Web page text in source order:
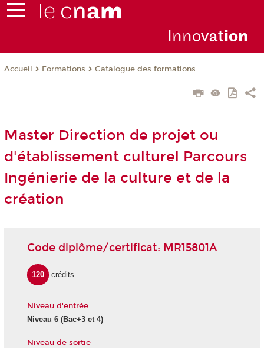
Innovation
Accueil Formations Catalogue des formations
Master Direction de projet ou
d'établissement culturel Parcours
Ingénierie de la culture et de la
création
Code diplôme/certificat: MR15801A
120 crédits
Niveau d'entrée
Niveau 6(Bac+3 et 4)
Niveau de sortie